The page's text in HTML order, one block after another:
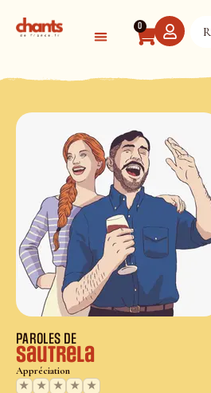
0
PAROLES DE
Sautrela
Appréciation
★
★ ★ ★ ★